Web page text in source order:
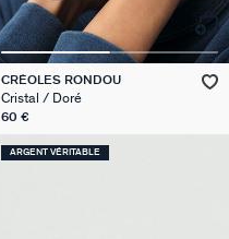
CRÉOLES RONDOU
Cristal / Doré
60 €
ARGENT VÉRITABLE